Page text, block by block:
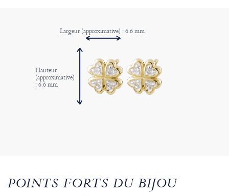
Hauteur
(approximative)
: 6.6 mm
Largeur (approximative) : 6.6 mm
POINTS FORTS DU BIJOU